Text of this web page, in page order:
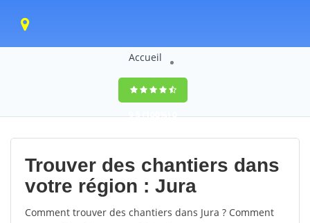
Accueil
9,5(100%)0
votes
Trouver des chantiers dans
votre région : Jura
Comment trouver des chantiers dans Jura ? Comment